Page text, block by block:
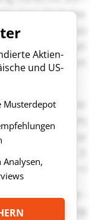
Aktien-
und US-
Musterdepot